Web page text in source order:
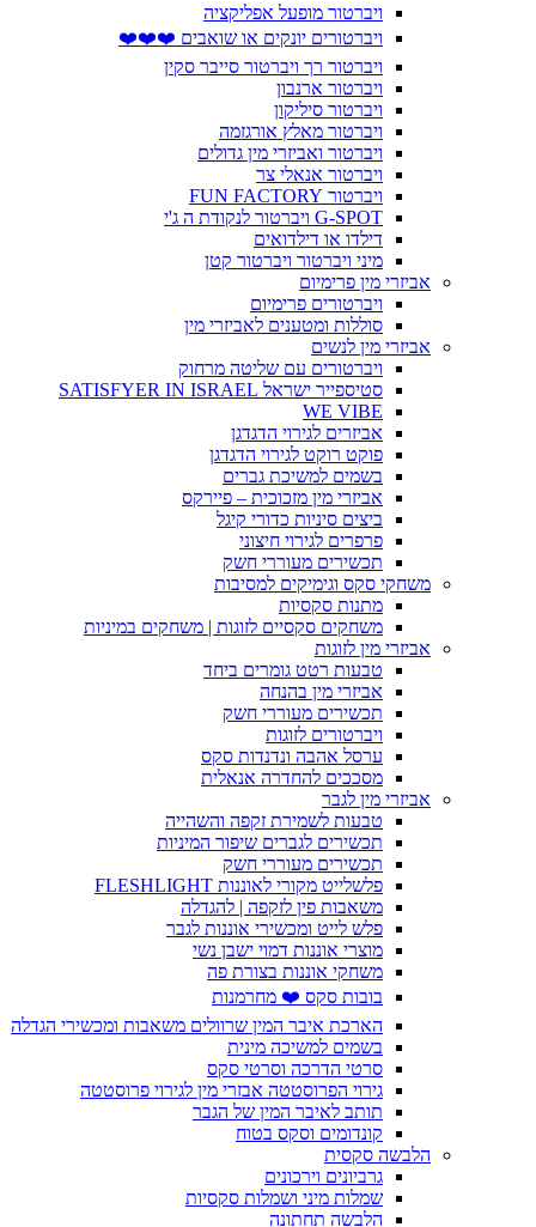
ויברטור מופעל אפליקציה
ויברטורים יונקים או שואבים ❤️❤️❤️
ויברטור רך ויברטור סייבר סקין
ויברטור ארנבון
ויברטור סיליקון
ויברטור מאלץ אורגזמה
ויברטור ואביזרי מין גדולים
ויברטור אנאלי צר
ויברטור FUN FACTORY
G-SPOT ויברטור לנקודת ה ג'י
דילדו או דילדואים
מיני ויברטור ויברטור קטן
אביזרי מין פרימיום
ויברטורים פרימיום
סוללות ומטענים לאביזרי מין
אביזרי מין לנשים
ויברטורים עם שליטה מרחוק
סטיספייר ישראל SATISFYER IN ISRAEL
WE VIBE
אביזרים לגירוי הדגדגן
פוקט רוקט לגירוי הדגדגן
בשמים למשיכת גברים
אביזרי מין מזכוכית – פיירקס
ביצים סיניות כדורי קיגל
פרפרים לגירוי חיצוני
תכשירים מעוררי חשק
משחקי סקס וגימיקים למסיבות
מתנות סקסיות
משחקים סקסיים לזוגות | משחקים במיניות
אביזרי מין לזוגות
טבעות רטט גומרים ביחד
אביזרי מין בהנחה
תכשירים מעוררי חשק
ויברטורים לזוגות
ערסל אהבה ונדנדות סקס
מסככים להחדרה אנאלית
אביזרי מין לגבר
טבעות לשמירת זקפה והשהייה
תכשירים לגברים שיפור המיניות
תכשירים מעוררי חשק
פלשלייט מקורי לאוננות FLESHLIGHT
משאבות פין לזקפה | להגדלה
פלש לייט ומכשירי אוננות לגבר
מוצרי אוננות דמוי ישבן נשי
משחקי אוננות בצורת פה
בובות סקס ❤️ מחרמנות
הארכת איבר המין שרוולים משאבות ומכשירי הגדלה
בשמים למשיכה מינית
סרטי הדרכה וסרטי סקס
גירוי הפרוסטטה אבזרי מין לגירוי פרוסטטה
תותב לאיבר המין של הגבר
קונדומים וסקס בטוח
הלבשה סקסית
גרביונים וירכונים
שמלות מיני ושמלות סקסיות
הלבשה תחתונה